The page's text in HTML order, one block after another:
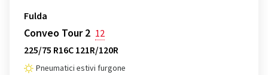
Fulda
Conveo Tour 2 12
225/75 R16C 121R/120R
Pneumatici estivi furgone